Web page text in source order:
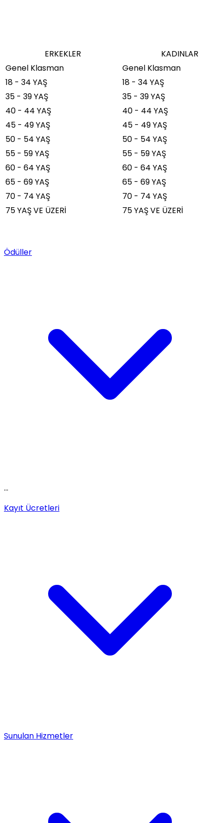
ERKEKLER
KADINLAR
Genel Klasman
Genel Klasman
18 - 34 YAŞ
18 - 34 YAŞ
35 - 39 YAŞ
35 - 39 YAŞ
40 - 44 YAŞ
40 - 44 YAŞ
45 - 49 YAŞ
45 - 49 YAŞ
50 - 54 YAŞ
50 - 54 YAŞ
55 - 59 YAŞ
55 - 59 YAŞ
60 - 64 YAŞ
60 - 64 YAŞ
65 - 69 YAŞ
65 - 69 YAŞ
70 - 74 YAŞ
70 - 74 YAŞ
75 YAŞ VE ÜZERİ
75 YAŞ VE ÜZERİ
Ödüller
...
Kayıt Ücretleri
Sunulan Hizmetler